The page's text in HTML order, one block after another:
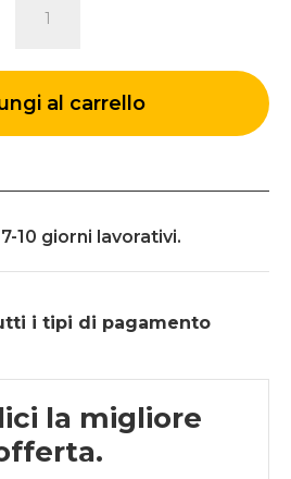
SERENA
al carrello
10 giorni lavorativi.
i tipi di pagamento
la migliore